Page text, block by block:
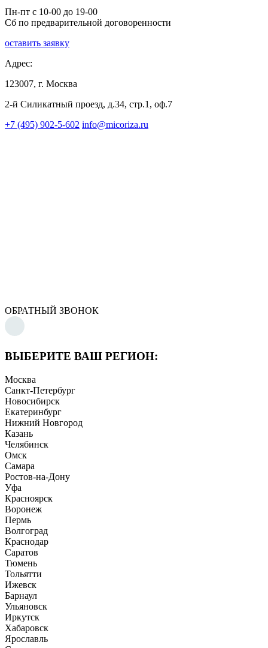
Пн-пт с 10-00 до 19-00
Сб по предварительной договоренности
оставить заявку
Адрес:
123007, г. Москва
2-й Силикатный проезд, д.34, стр.1, оф.7
+7 (495) 902-5-602 info@micoriza.ru
ОБРАТНЫЙ ЗВОНОК
ВЫБЕРИТЕ ВАШ РЕГИОН:
Москва
Санкт-Петербург
Новосибирск
Екатеринбург
Нижний Новгород
Казань
Челябинск
Омск
Самара
Ростов-на-Дону
Уфа
Красноярск
Воронеж
Пермь
Волгоград
Краснодар
Саратов
Тюмень
Тольятти
Ижевск
Барнаул
Ульяновск
Иркутск
Хабаровск
Ярославль